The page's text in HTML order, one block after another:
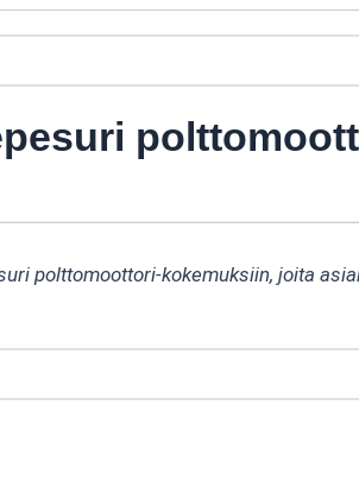
polttomoottori-kokemuksiin, joita